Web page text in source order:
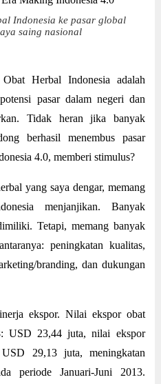
Indonesia ke pasar global
saing nasional
Herbal Indonesia adalah
pasar dalam negeri dan
Tidak heran jika banyak
berhasil menembus pasar
4.0, memberi stimulus?
yang saya dengar, memang
menjanjikan. Banyak
Tetapi, memang banyak
peningkatan kualitas,
branding, dan dukungan
ekspor. Nilai ekspor obat
USD 23,44 juta, nilai ekspor
29,13 juta, meningkatan
periode Januari-Juni 2013.